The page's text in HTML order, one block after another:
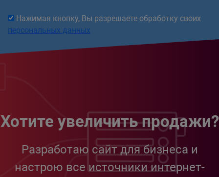
Нажимая кнопку, Вы разрешаете обработку своих
персональных данных
Хотите увеличить продажи?
Разработаю сайт для бизнеса и
настрою все источники интернет-